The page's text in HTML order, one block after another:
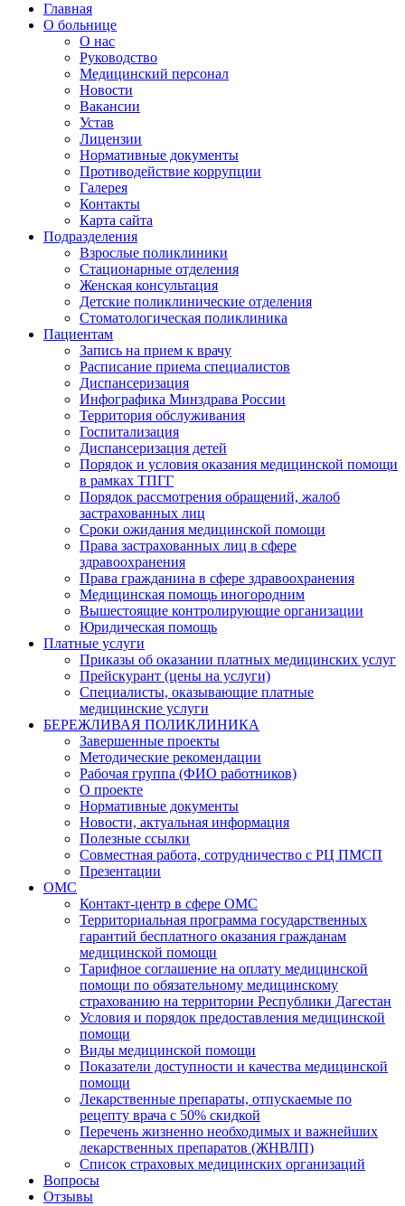
Главная
О больнице
О нас
Руководство
Медицинский персонал
Новости
Вакансии
Устав
Лицензии
Нормативные документы
Противодействие коррупции
Галерея
Контакты
Карта сайта
Подразделения
Взрослые поликлиники
Стационарные отделения
Женская консультация
Детские поликлинические отделения
Стоматологическая поликлиника
Пациентам
Запись на прием к врачу
Расписание приема специалистов
Диспансеризация
Инфографика Минздрава России
Территория обслуживания
Госпитализация
Диспансеризация детей
Порядок и условия оказания медицинской помощи
в рамках ТПГГ
Порядок рассмотрения обращений, жалоб
застрахованных лиц
Сроки ожидания медицинской помощи
Права застрахованных лиц в сфере
здравоохранения
Права гражданина в сфере здравоохранения
Медицинская помощь иногородним
Вышестоящие контролирующие организации
Юридическая помощь
Платные услуги
Приказы об оказании платных медицинских услуг
Прейскурант (цены на услуги)
Специалисты, оказывающие платные
медицинские услуги
БЕРЕЖЛИВАЯ ПОЛИКЛИНИКА
Завершенные проекты
Методические рекомендации
Рабочая группа (ФИО работников)
О проекте
Нормативные документы
Новости, актуальная информация
Полезные ссылки
Совместная работа, сотрудничество с РЦ ПМСП
Презентации
ОМС
Контакт-центр в сфере ОМС
Территориальная программа государственных
гарантий бесплатного оказания гражданам
медицинской помощи
Тарифное соглашение на оплату медицинской
помощи по обязательному медицинскому
страхованию на территории Республики Дагестан
Условия и порядок предоставления медицинской
помощи
Виды медицинской помощи
Показатели доступности и качества медицинской
помощи
Лекарственные препараты, отпускаемые по
рецепту врача с 50% скидкой
Перечень жизненно необходимых и важнейших
лекарственных препаратов (ЖНВЛП)
Список страховых медицинских организаций
Вопросы
Отзывы